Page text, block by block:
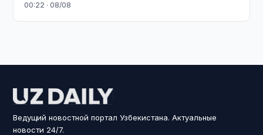
00:22 · 08/08
Ведущий новостной портал Узбекистана. Актуальные
новости 24/7.